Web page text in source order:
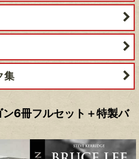
集
6冊フルセット＋特製バ